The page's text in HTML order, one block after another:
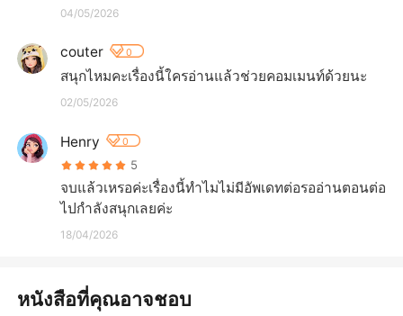
04/05/2026
couter 0
สนุกไหมคะเรื่องนี้ใครอ่านแล้วช่วยคอมเมนท์​ด้วยนะ
02/05/2026
Henry 0
5
จบแล้วเหรอค่ะเรื่องนี้ทำไมไม่มีอัพเดทต่อรออ่านตอนต่อ
ไปกำลังสนุกเลยค่ะ
18/04/2026
หนังสือที่คุณอาจชอบ